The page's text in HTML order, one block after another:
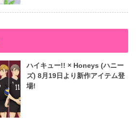
ハイキュー!! × Honeys (ハニー
ズ) 8月19日より新作アイテム登
場!